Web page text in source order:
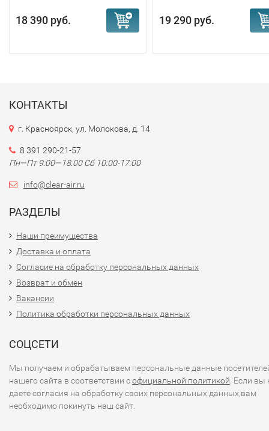
18 390 руб. 19 290 руб.
КОНТАКТЫ
г. Красноярск, ул. Молокова, д. 14
8 391 290-21-57
Пн—Пт 9:00—18:00 Сб 10:00-17:00
info@clear-air.ru
РАЗДЕЛЫ
Наши преимущества
Доставка и оплата
Согласие на обработку персональных данных
Возврат и обмен
Вакансии
Политика обработки персональных данных
СОЦСЕТИ
Мы получаем и обрабатываем персональные данные
нашего сайта в соответствии софициальной политикой . Если вы
даете согласия на обработку своих персональных данных,вам
необходимо покинуть наш сайт.